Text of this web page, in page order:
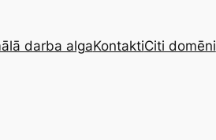
darba algaKontaktiCiti domēni